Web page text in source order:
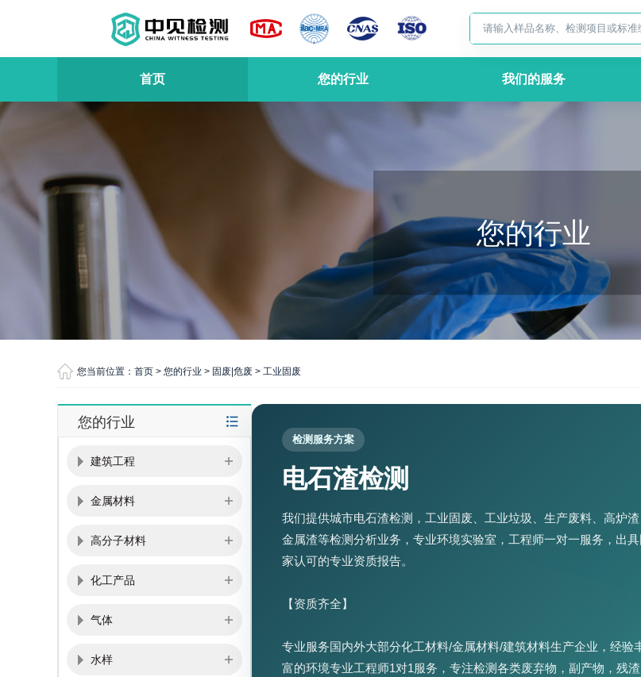
首页 您的行业 我们的服务
您的行业
您当前位置： 首页 > 您的行业 > 固废|危废 > 工业固废
您的行业
建筑工程
金属材料
高分子材料
化工产品
气体
水样
检测服务方案
电石渣检测
我们提供城市电石渣检测，工业固废、工业垃圾、生产废料、高炉渣
金属渣等检测分析业务，专业环境实验室，工程师一对一服务，出具
家认可的专业资质报告。
【资质齐全】
专业服务国内外大部分化工材料/金属材料/建筑材料生产企业，经验
富的环境专业工程师1对1服务，专注检测各类废弃物，副产物，残渣